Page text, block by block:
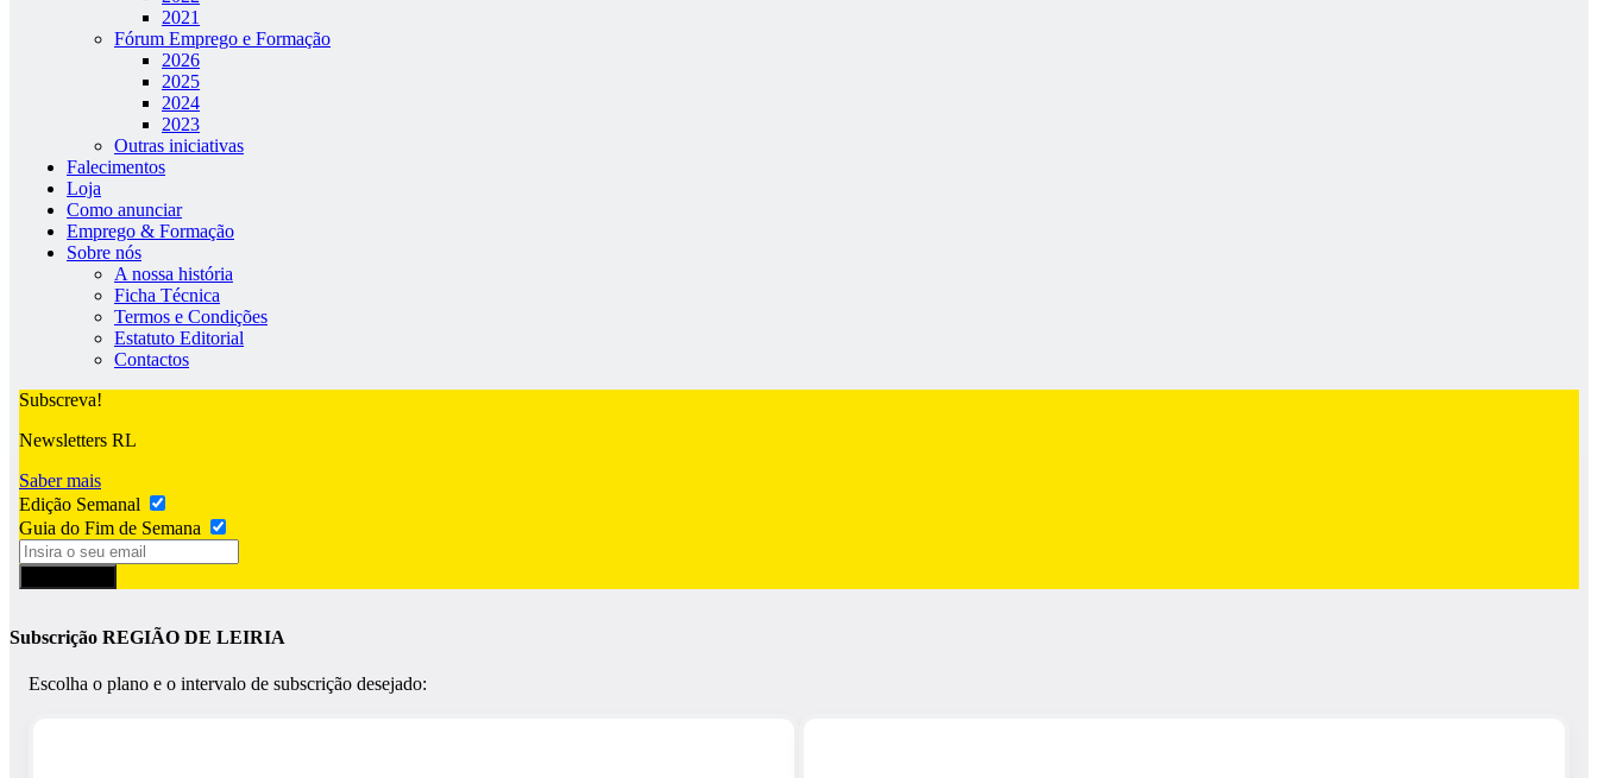
2021
Fórum Emprego e Formação
2026
2025
2024
2023
Outras iniciativas
Falecimentos
Loja
Como anunciar
Emprego & Formação
Sobre nós
A nossa história
Ficha Técnica
Termos e Condições
Estatuto Editorial
Contactos
Subscreva!
Newsletters RL
Saber mais
Edição Semanal
Guia do Fim de Semana
Subscrição REGIÃO DE LEIRIA
Escolha o plano e o intervalo de subscrição desejado: